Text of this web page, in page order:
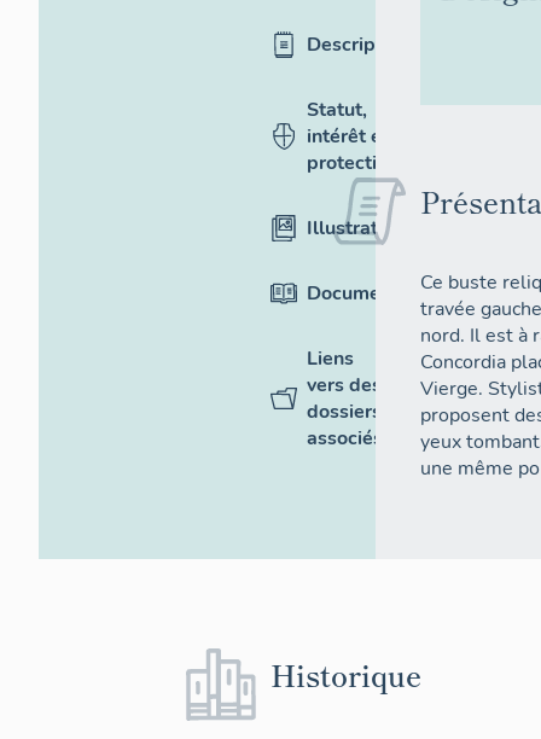
Description
Statut,
intérêt et
protection
Illustrations
Documentation
Liens
vers des
dossiers
associés
Ce buste
travée
nord. Il est à
Concordia
Vierge.
proposent
yeux
une même
Historique